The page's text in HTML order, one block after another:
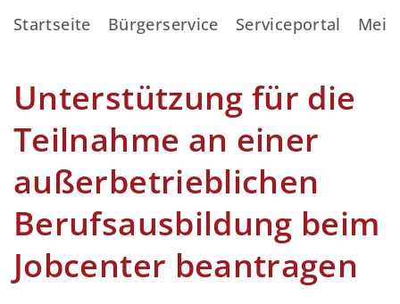
Startseite Bürgerservice Serviceportal
Unterstützung für die
Teilnahme an einer
außerbetrieblichen
Berufsausbildung beim
Jobcenter beantragen